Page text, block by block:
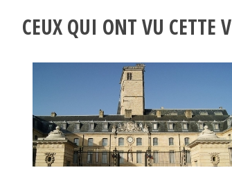
CEUX QUI ONT VU CETTE